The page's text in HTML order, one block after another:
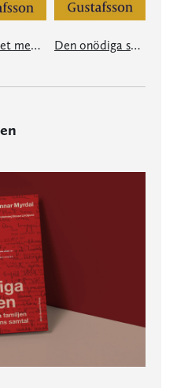
Solidaritet med Tjeckoslovakiens folk Den onödiga samtiden